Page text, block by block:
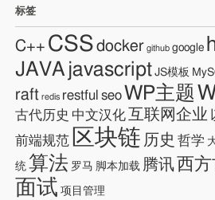
标签
C++ CSS docker github google
JAVA javascript JS模板
raft redis restful seo WP主题
古代历史 中文汉化互联网企业
前端规范 区块链 历史 哲学
统 算法 罗马 脚本加载 腾讯 西
面试 项目管理